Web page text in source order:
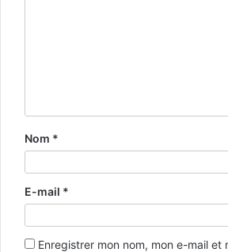
Nom *
E-mail *
Enregistrer mon nom, mon e-mail